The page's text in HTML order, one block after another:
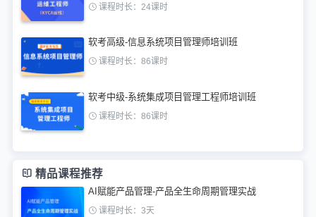
课程时长：24课时
软考高级-信息系统项目管理师培训班
课程时长：86课时
软考中级-系统集成项目管理工程师培训班
课程时长：86课时
精品课程推荐
AI赋能产品管理-产品全生命周期管理实战
课程时长：3天